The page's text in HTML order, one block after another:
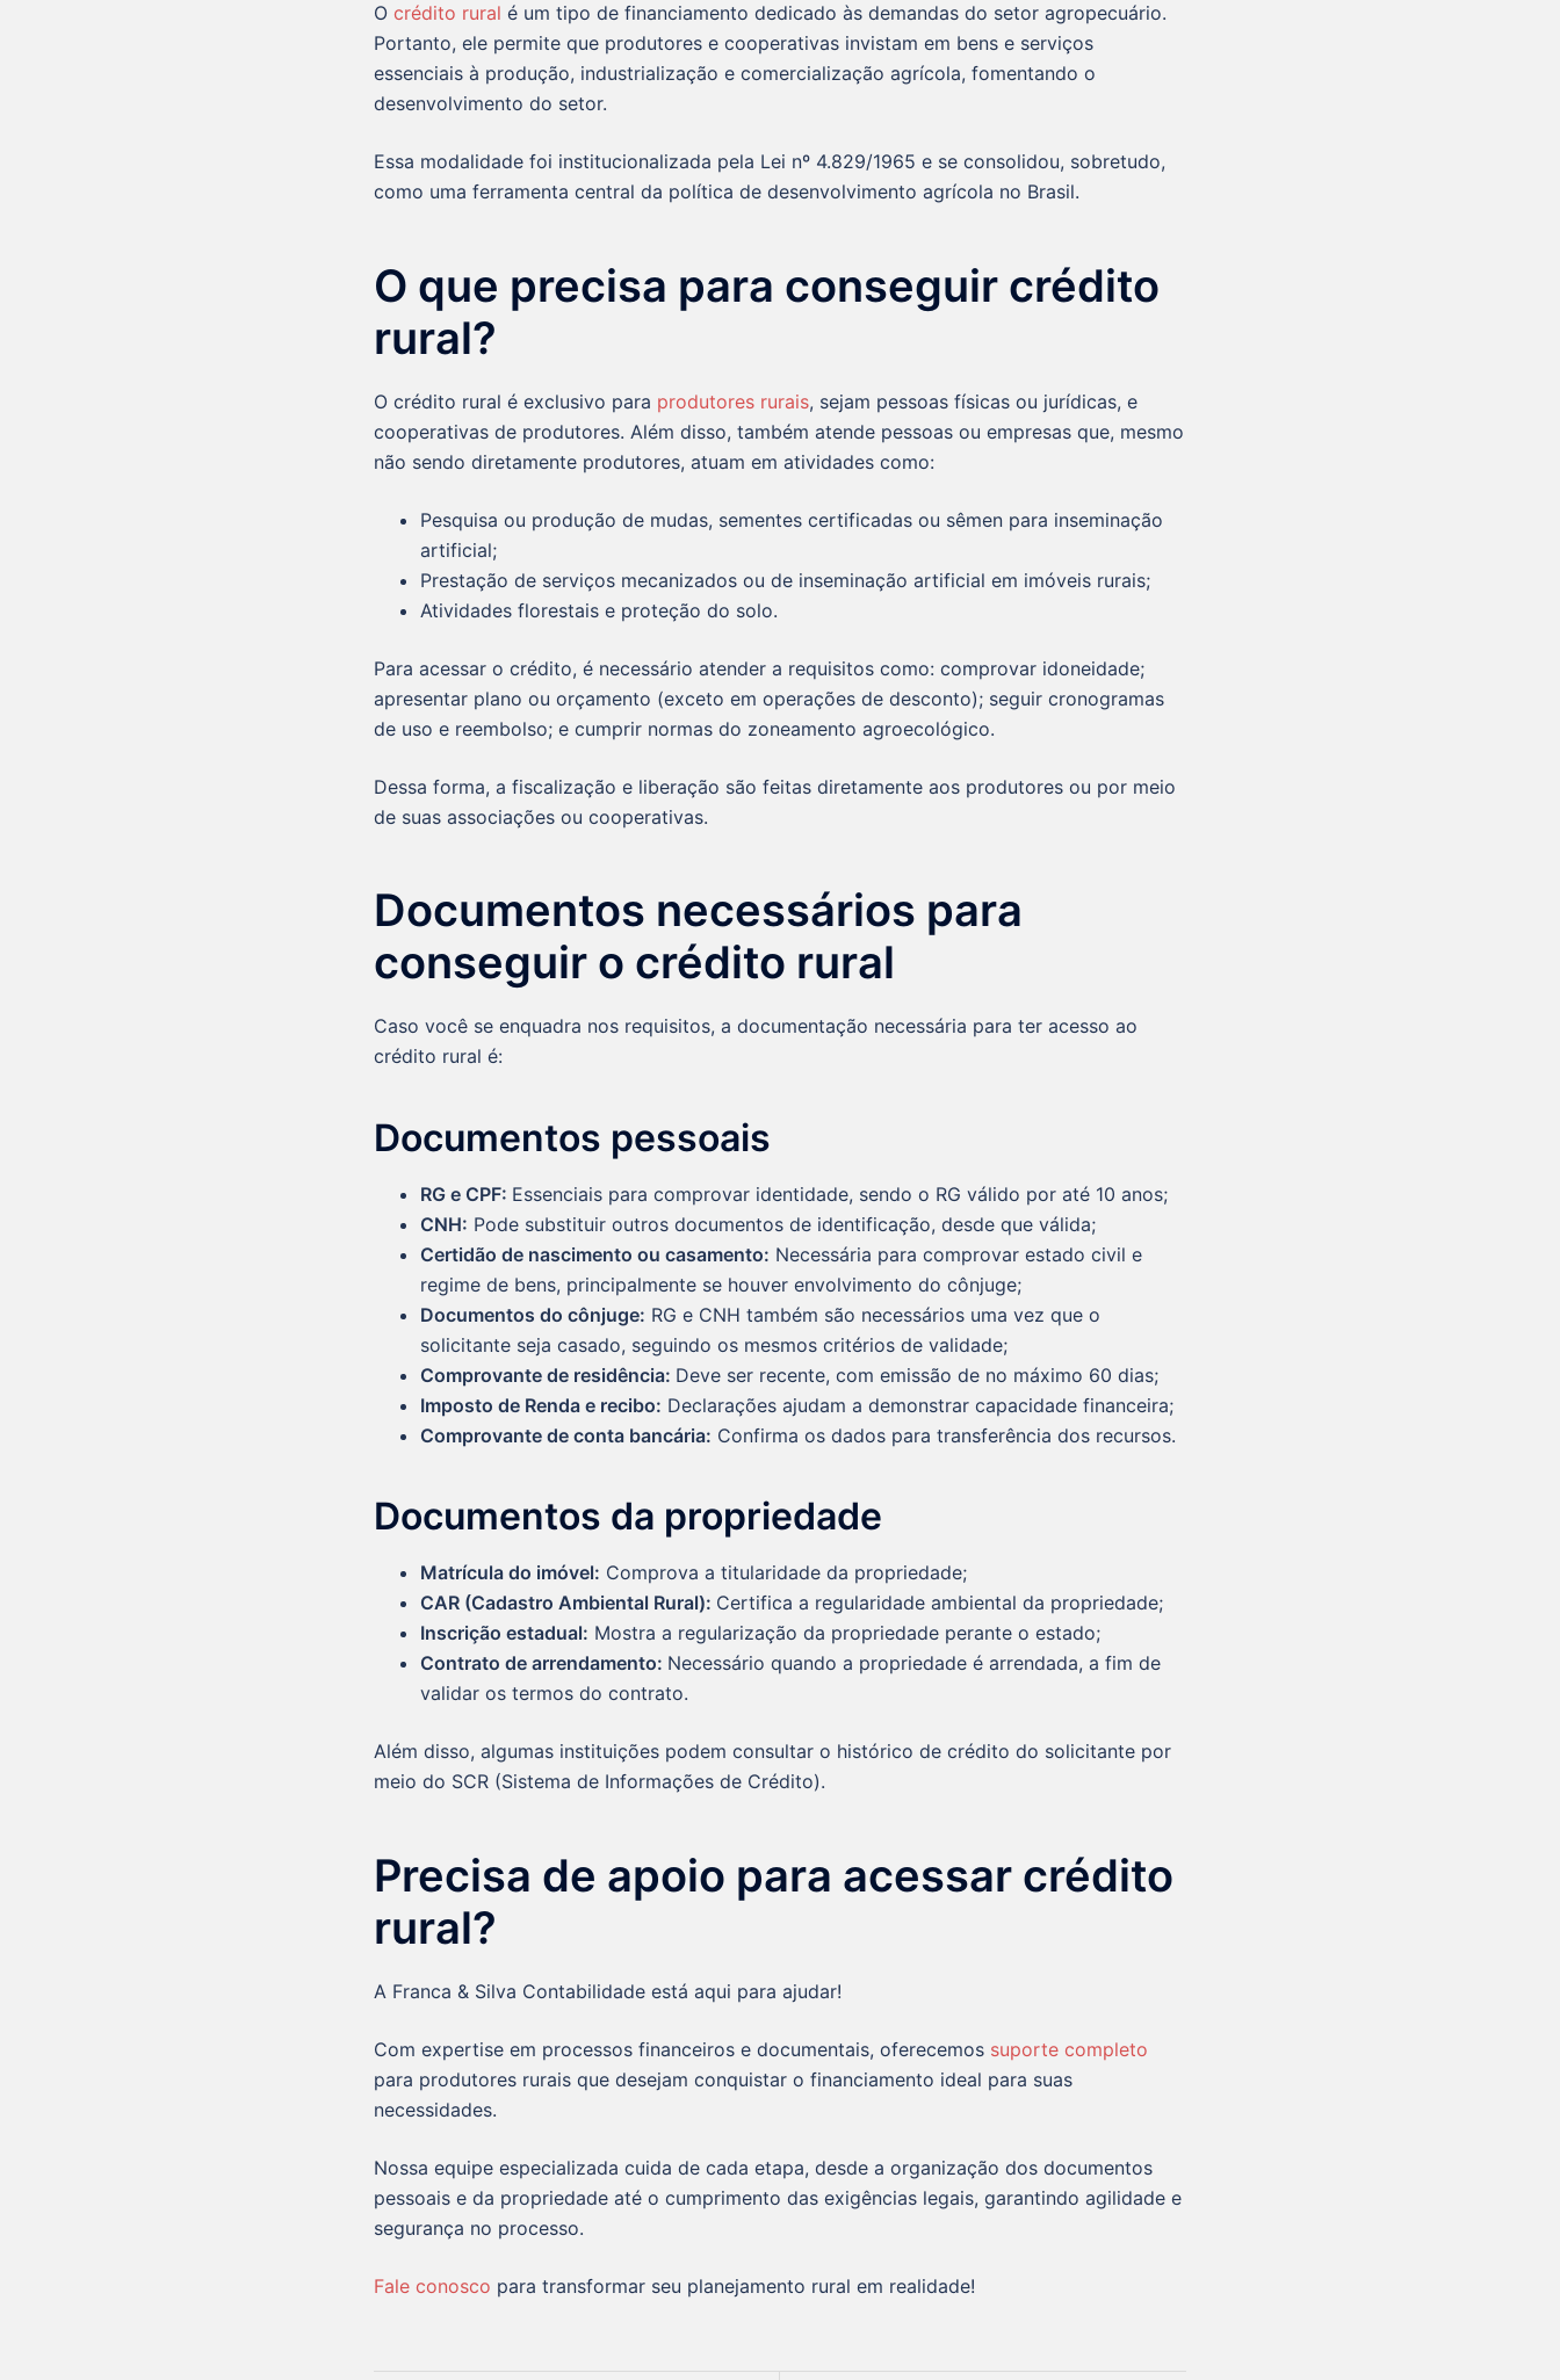
O crédito rural é um tipo de financiamento dedicado às demandas do setor agropecuário.
Portanto, ele permite que produtores e cooperativas invistam em bens e serviços
essenciais à produção, industrialização e comercialização agrícola, fomentando o
desenvolvimento do setor.
Essa modalidade foi institucionalizada pela Lei nº 4.829/1965 e se consolidou, sobretudo,
como uma ferramenta central da política de desenvolvimento agrícola no Brasil.
O que precisa para conseguir crédito
rural?
O crédito rural é exclusivo para produtores rurais, sejam pessoas físicas ou jurídicas, e
cooperativas de produtores. Além disso, também atende pessoas ou empresas que, mesmo
não sendo diretamente produtores, atuam em atividades como:
Pesquisa ou produção de mudas, sementes certificadas ou sêmen para inseminação
artificial;
Prestação de serviços mecanizados ou de inseminação artificial em imóveis rurais;
Atividades florestais e proteção do solo.
Para acessar o crédito, é necessário atender a requisitos como: comprovar idoneidade;
apresentar plano ou orçamento (exceto em operações de desconto); seguir cronogramas
de uso e reembolso; e cumprir normas do zoneamento agroecológico.
Dessa forma, a fiscalização e liberação são feitas diretamente aos produtores ou por meio
de suas associações ou cooperativas.
Documentos necessários para
conseguir o crédito rural
Caso você se enquadra nos requisitos, a documentação necessária para ter acesso ao
crédito rural é:
Documentos pessoais
RG e CPF: Essenciais para comprovar identidade, sendo o RG válido por até 10 anos;
CNH: Pode substituir outros documentos de identificação, desde que válida;
Certidão de nascimento ou casamento: Necessária para comprovar estado civil e
regime de bens, principalmente se houver envolvimento do cônjuge;
Documentos do cônjuge: RG e CNH também são necessários uma vez que o
solicitante seja casado, seguindo os mesmos critérios de validade;
Comprovante de residência: Deve ser recente, com emissão de no máximo 60 dias;
Imposto de Renda e recibo: Declarações ajudam a demonstrar capacidade financeira;
Comprovante de conta bancária: Confirma os dados para transferência dos recursos.
Documentos da propriedade
Matrícula do imóvel: Comprova a titularidade da propriedade;
CAR (Cadastro Ambiental Rural): Certifica a regularidade ambiental da propriedade;
Inscrição estadual: Mostra a regularização da propriedade perante o estado;
Contrato de arrendamento: Necessário quando a propriedade é arrendada, a fim de
validar os termos do contrato.
Além disso, algumas instituições podem consultar o histórico de crédito do solicitante por
meio do SCR (Sistema de Informações de Crédito).
Precisa de apoio para acessar crédito
rural?
A Franca & Silva Contabilidade está aqui para ajudar!
Com expertise em processos financeiros e documentais, oferecemos suporte completo
para produtores rurais que desejam conquistar o financiamento ideal para suas
necessidades.
Nossa equipe especializada cuida de cada etapa, desde a organização dos documentos
pessoais e da propriedade até o cumprimento das exigências legais, garantindo agilidade e
segurança no processo.
Fale conosco para transformar seu planejamento rural em realidade!